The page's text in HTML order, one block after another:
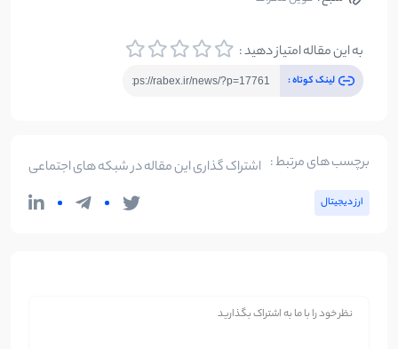
به این مقاله امتیاز دهید :
لینک کوتاه :
برچسب های مرتبط :
ارز دیجیتال
اشتراک گذاری این مقاله در شبکه های اجتماعی